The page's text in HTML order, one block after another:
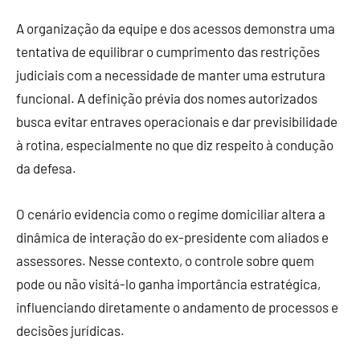
A organização da equipe e dos acessos demonstra uma
tentativa de equilibrar o cumprimento das restrições
judiciais com a necessidade de manter uma estrutura
funcional. A definição prévia dos nomes autorizados
busca evitar entraves operacionais e dar previsibilidade
à rotina, especialmente no que diz respeito à condução
da defesa.
O cenário evidencia como o regime domiciliar altera a
dinâmica de interação do ex-presidente com aliados e
assessores. Nesse contexto, o controle sobre quem
pode ou não visitá-lo ganha importância estratégica,
influenciando diretamente o andamento de processos e
decisões jurídicas.